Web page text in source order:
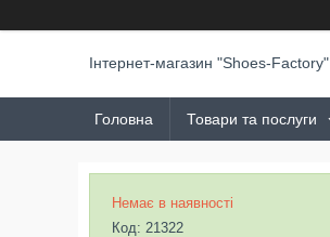
Інтернет-магазин "Shoes-Factory"
Головна Товари та послуги
Немає в наявності
Код: 21322